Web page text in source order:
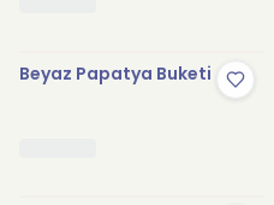
Beyaz Papatya Buketi